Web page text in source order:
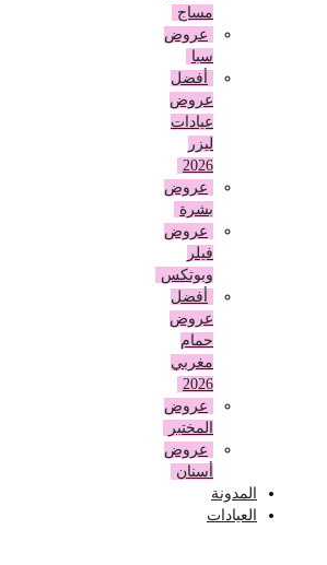
مساج
عروض
أفضل
عروض
عيادات
عروض
بشرة
عروض
وبوتكس
أفضل
عروض
حمام
مغربي
عروض
المختبر
عروض
أسنان
المدونة
العيادات